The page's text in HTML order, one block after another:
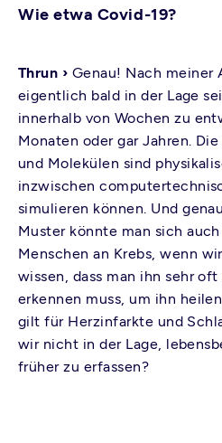
Wie etwa Covid-19?
Thrun › Genau! Nach meiner
eigentlich bald in der Lage
innerhalb von Wochen zu
Monaten oder gar Jahren.
und Molekülen sind
inzwischen
simulieren können. Und
Muster könnte man sich
Menschen an Krebs, wenn
wissen, dass man ihn sehr
erkennen muss, um ihn
gilt für Herzinfarkte und
wir nicht in der Lage,
früher zu erfassen?